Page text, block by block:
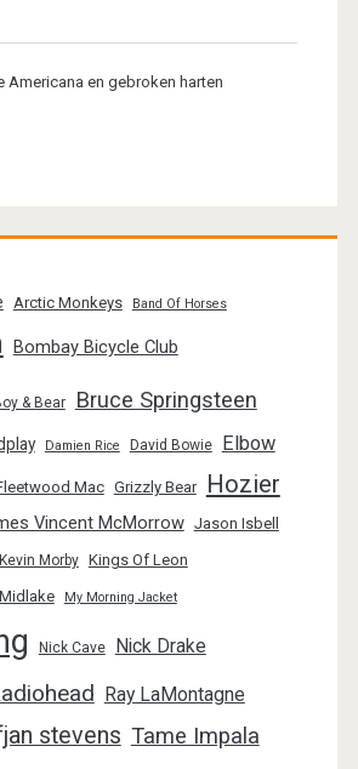
Americana en gebroken harten
Arctic Monkeys Band Of Horses
Bombay Bicycle Club
& Bear Bruce Springsteen
Damien Rice David Bowie Elbow
Mac Grizzly Bear Hozier
Vincent McMorrow Jason Isbell
Kevin Morby Kings Of Leon
Midlake My Morning Jacket
Nick Cave Nick Drake
Ray LaMontagne
stevens Tame Impala